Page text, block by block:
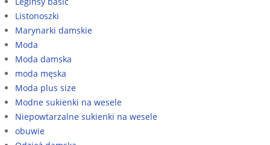
Listonoszki
Marynarki damskie
Moda
Moda damska
moda męska
Moda plus size
Modne sukienki na wesele
Niepowtarzalne sukienki na wesele
obuwie